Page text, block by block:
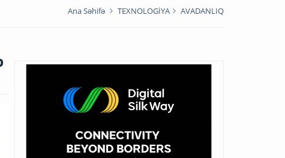
Ana Səhifə TEXNOLOGİYA AVADANLIQ